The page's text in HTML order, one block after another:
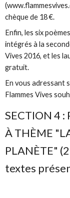
chèque de 18 €.
Enfin, les six
intégrés à la
Vives 2016, et les
gratuit.
En vous adressant
Flammes Vives
SECTION 4 :
À THÈME
PLANÈTE"
textes